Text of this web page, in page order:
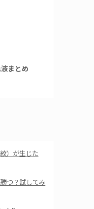
まとめ
）が生じた
つ？試してみ